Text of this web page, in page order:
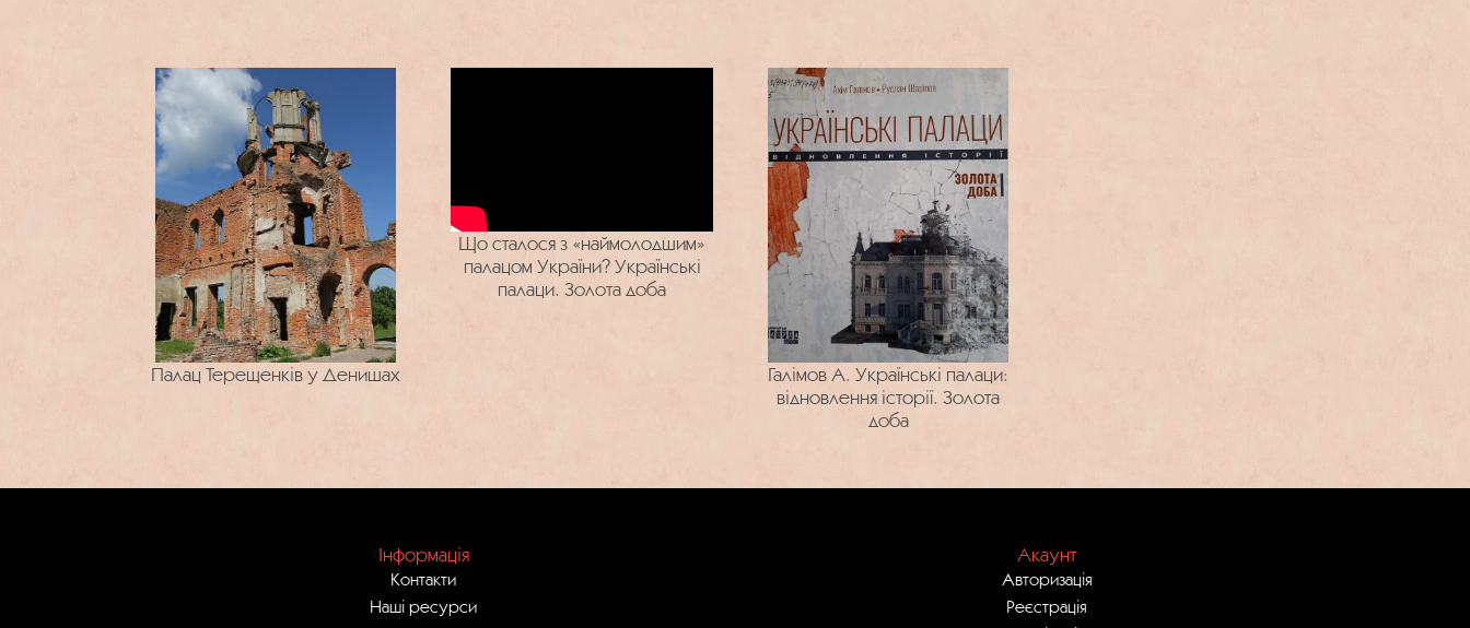
Палац Терещенків у Денишах
Що сталося з «наймолодшим»
палацом України? Українські
палаци. Золота доба
Галімов А. Українські палаци:
відновлення історії. Золота
доба
Інформація
Контакти
Наші ресурси
Акаунт
Авторизація
Реєстрація